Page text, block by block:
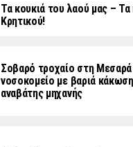
Τα κουκιά του λαού μας – Τα
Κρητικού!
Σοβαρό τροχαίο στη
νοσοκομείο με βαριά
αναβάτης μηχανής